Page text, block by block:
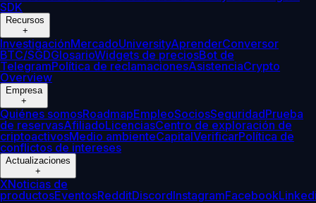
SDK
Recursos
+
InvestigaciónMercadoUniversityAprenderConversor
BTC/SGDGlosarioWidgets de preciosBot de
TelegramPolítica de reclamacionesAsistenciaCrypto
Overview
Empresa
+
Quiénes somosRoadmapEmpleoSociosSeguridadPrueba
de reservasAfiliadoLicenciasCentro de exploración de
criptoactivosMedio ambienteCapitalVerificarPolítica de
conflictos de intereses
Actualizaciones
+
XNoticias de
productosEventosRedditDiscordInstagramFacebook